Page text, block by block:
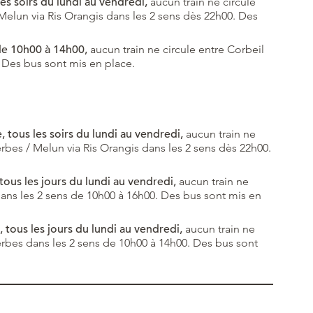
via Ris Orangis dans les 2 sens dès 22h00. Des
10h00 à 14h00, aucun train ne circule entre Corbeil
bus sont mis en place.
tous les soirs du lundi au vendredi, aucun train ne
/ Melun via Ris Orangis dans les 2 sens dès 22h00.
les jours du lundi au vendredi, aucun train ne
les 2 sens de 10h00 à 16h00. Des bus sont mis en
les jours du lundi au vendredi, aucun train ne
dans les 2 sens de 10h00 à 14h00. Des bus sont